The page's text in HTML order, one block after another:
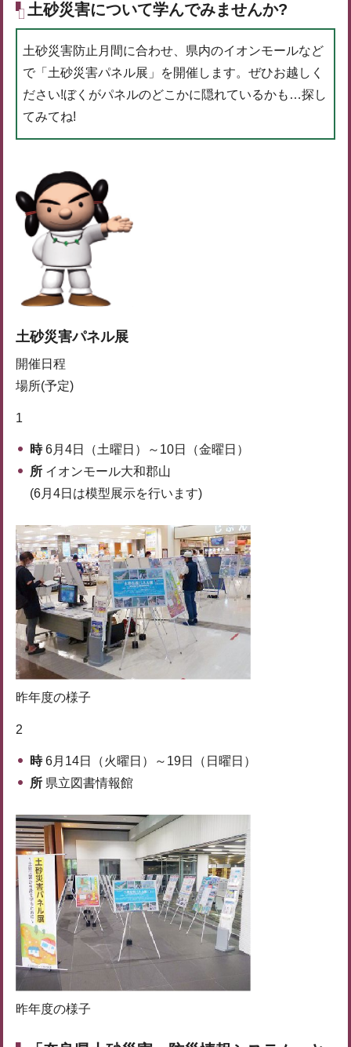
土砂災害について学んでみませんか?
土砂災害防止月間に合わせ、県内のイオンモールなど
で「土砂災害パネル展」を開催します。ぜひお越しく
ださい!ぼくがパネルのどこかに隠れているかも…探し
てみてね!
土砂災害パネル展
開催日程
場所(予定)
1
時6月4日（土曜日）～10日（金曜日）
所 イオンモール大和郡山
(6月4日は模型展示を行います)
昨年度の様子
2
時6月14日（火曜日）～19日（日曜日）
所 県立図書情報館
昨年度の様子